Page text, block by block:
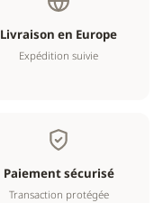
Livraison en Europe
Expédition suivie
Paiement sécurisé
Transaction protégée